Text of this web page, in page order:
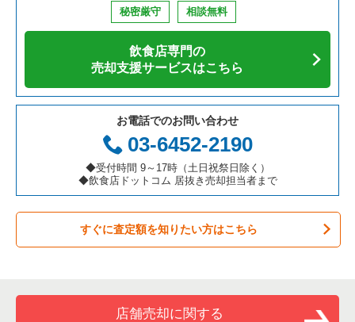
カフェの居抜き売却物件の案件一覧
テイクアウトの居抜き売却物件の案件一覧
お弁当・惣菜・デリの居抜き売却物件の案件一覧
カラオケ・パブ・スナックの居抜き売却物件の案件一覧
バーの居抜き売却物件の案件一覧
居酒屋・ダイニングバーの居抜き売却物件の案件一覧
愛知県の飲食店の居抜き売却物件の案件一覧
岐阜県の飲食店の居抜き売却物件の案件一覧
三重県の飲食店の居抜き売却物件の案件一覧
伊丹市の飲食店の居抜き売却物件の案件一覧
神戸市兵庫区の飲食店の居抜き売却物件の案件一覧
神戸市東灘区の飲食店の居抜き売却物件の案件一覧
明石市の飲食店の居抜き売却物件の案件一覧
神戸市長田区の飲食店の居抜き売却物件の案件一覧
神戸市垂水区の飲食店の居抜き売却物件の案件一覧
兵庫県の焼肉の居抜き売却物件の案件一覧
兵庫県の鉄板焼き・お好み焼の居抜き売却物件の案件一覧
兵庫県のアジア料理の居抜き売却物件の案件一覧
兵庫県のカフェの居抜き売却物件の案件一覧
兵庫県のテイクアウトの居抜き売却物件の案件一覧
兵庫県のお弁当・惣菜・デリの居抜き売却物件の案件一覧
兵庫県のバーの居抜き売却物件の案件一覧
尼崎市のカフェの居抜き売却物件の案件一覧
尼崎市のテイクアウトの居抜き売却物件の案件一覧
尼崎市のバーの居抜き売却物件の案件一覧
尼崎市の居酒屋・ダイニングバーの居抜き売却物件の案件一覧
尼崎市の専門料理の居抜き売却物件の案件一覧
尼崎市の洋食の居抜き売却物件の案件一覧
秘密厳守 相談無料
飲食店専門の
売却支援サービスはこちら
お電話でのお問い合わせ
03-6452-2190
◆受付時間 9～17時（土日祝祭日除く）
◆飲食店ドットコム 居抜き売却担当者まで
すぐに査定額を知りたい方はこちら
店舗売却に関する